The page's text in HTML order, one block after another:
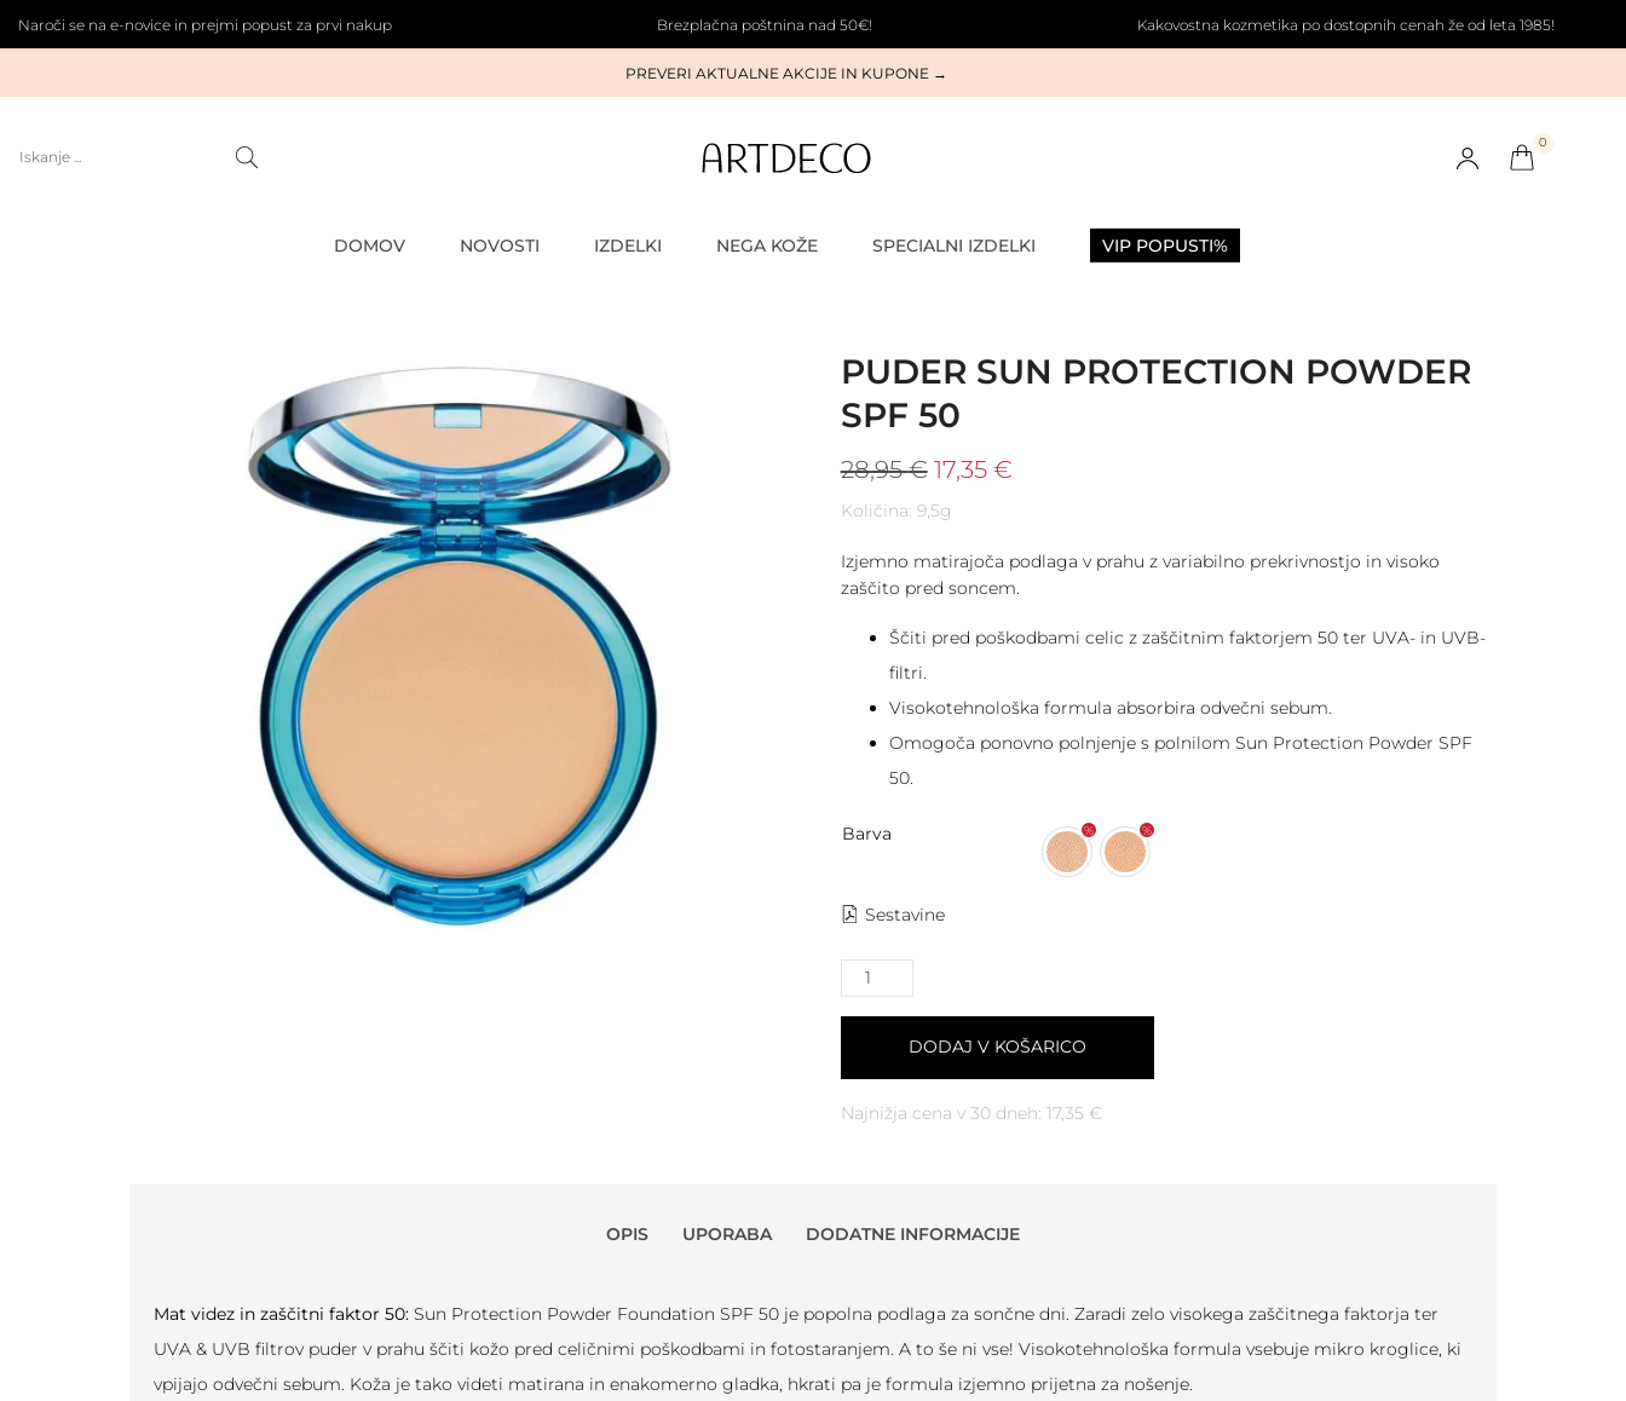
Naroči se na e-novice in prejmi popust za prvi nakup Brezplačna poštnina nad 50€! Kakovostna kozmetika po dostopnih cenah že od leta 1985!
PREVERI AKTUALNE AKCIJE IN KUPONE →
0
DOMOV NOVOSTI IZDELKI NEGA KOŽE SPECIALNI IZDELKI VIP POPUSTI%
PUDER SUN PROTECTION POWDER
SPF 50
28,95€ 17,35 €
Količina: 9,5g
Izjemno matirajoča podlaga v prahu z variabilno prekrivnostjo in visoko
zaščito pred soncem.
Ščiti pred poškodbami celic z zaščitnim faktorjem 50 ter UVA- in UVB-
filtri.
Visokotehnološka formula absorbira odvečni sebum.
Omogoča ponovno polnjenje s polnilom Sun Protection Powder SPF
50.
Barva
Sestavine
DODAJ V KOŠARICO
Najnižja cena v 30 dneh: 17,35 €
OPIS UPORABA DODATNE INFORMACIJE
Mat videz in zaščitni faktor 50: Sun Protection Powder Foundation SPF 50 je popolna podlaga za sončne dni. Zaradi zelo visokega zaščitnega faktorja ter
UVA & UVB filtrov puder v prahu ščiti kožo pred celičnimi poškodbami in fotostaranjem. A to še ni vse! Visokotehnološka formula vsebuje mikro kroglice, ki
vpijajo odvečni sebum. Koža je tako videti matirana in enakomerno gladka, hkrati pa je formula izjemno prijetna za nošenje.